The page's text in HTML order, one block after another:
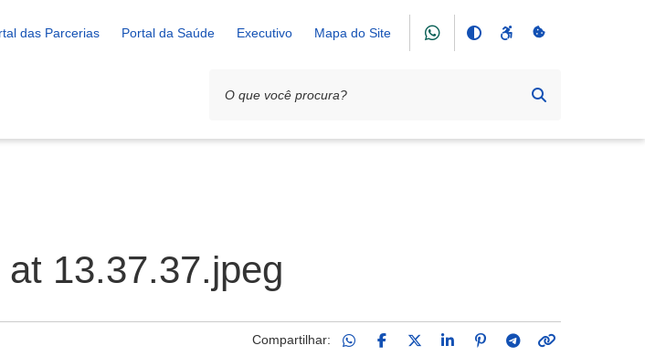
das Parcerias Portal da Saúde Executivo Mapa do Site
13.37.37.jpeg
Compartilhar: